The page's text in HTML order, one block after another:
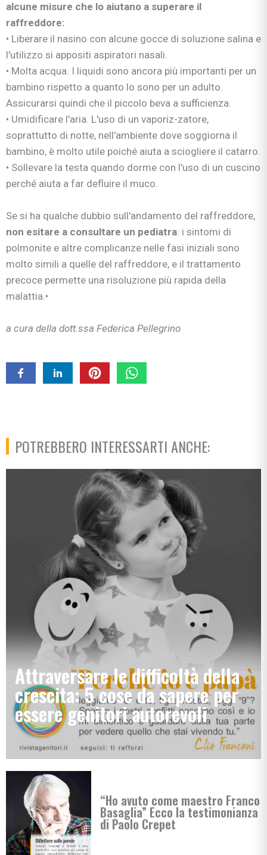
alcune misure che lo aiutano a superare il
raffreddore:
• Liberare il nasino con alcune gocce di soluzione salina e
l'utilizzo si appositi aspiratori nasali.
• Molta acqua. I liquidi sono ancora più importanti per un
bambino rispetto a quanto lo sono per un adulto.
Assicurarsi quindi che il piccolo beva a sufficienza.
• Umidificare l'aria. L'uso di un vaporiz-zatore,
soprattutto di notte, nell'ambiente dove soggiorna il
bambino, è molto utile poiché aiuta a sciogliere il catarro.
• Sollevare la testa quando dorme con l'uso di un cuscino
perché aiuta a far defluire il muco.
Se si ha qualche dubbio sull'andamento del raffreddore,
non esitare a consultare un pediatra: i sintomi di
polmonite e altre complicanze nelle fasi iniziali sono
molto simili a quelle del raffreddore, e il trattamento
precoce permette una risoluzione più rapida della
malattia.•
a cura della dott.ssa Federica Pellegrino
POTREBBERO INTERESSARTI ANCHE:
Attraversare le difficoltà della
crescita: 5 cose da sapere per
essere genitori autorevoli
“Ho avuto come maestro Franco
Basaglia” Ecco la testimonianza
di Paolo Crepet